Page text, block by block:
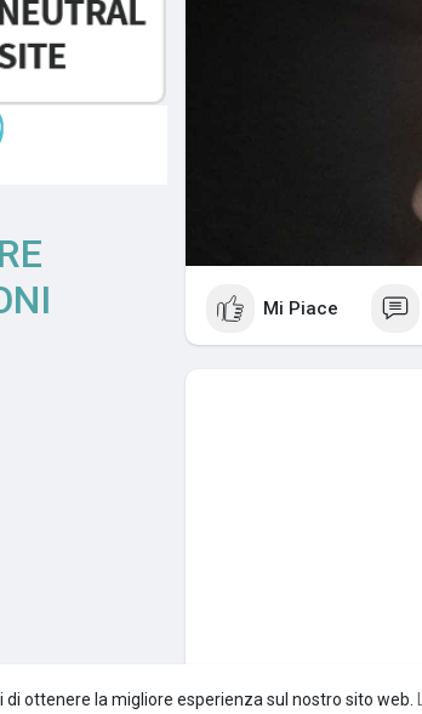
ottenere la migliore esperienza sul nostro sito web.
Mi Piace